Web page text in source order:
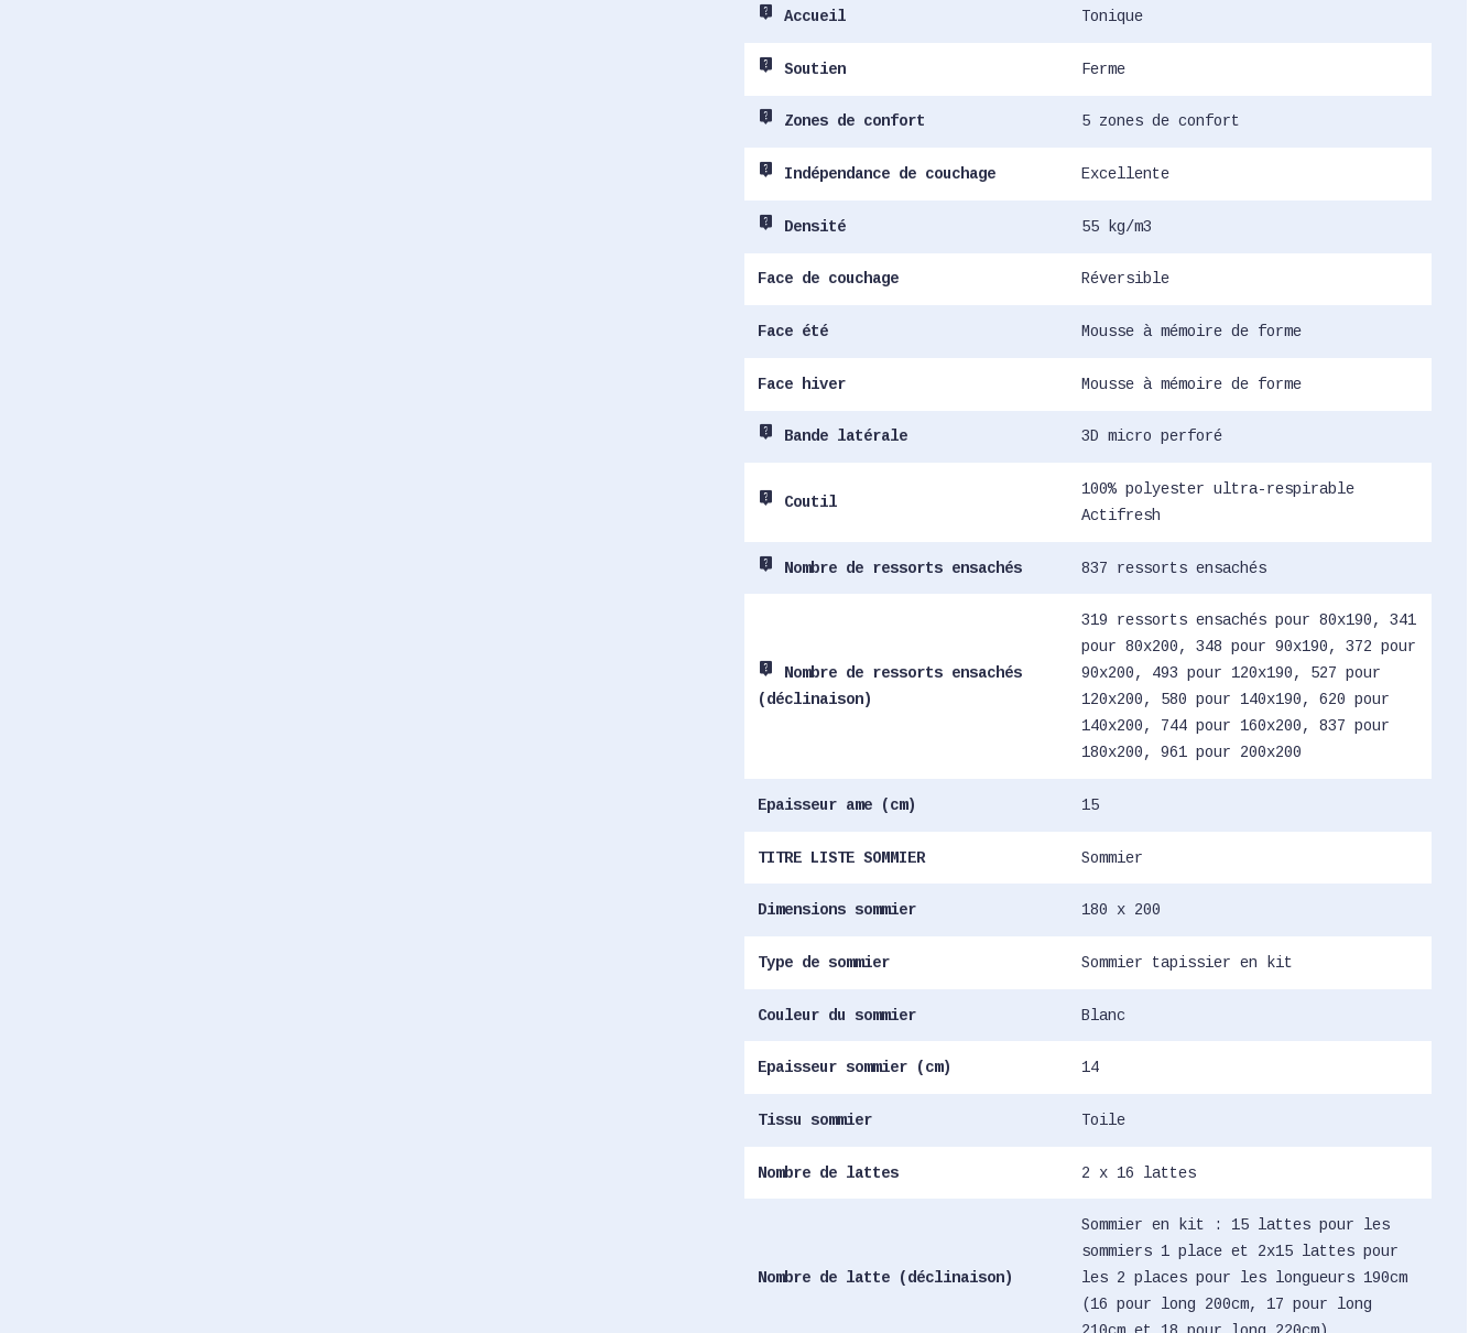
live_help Accueil Tonique
live_help Soutien Ferme
live_help Zones de confort 5 zones de confort
live_help Indépendance de couchage Excellente
live_help Densité 55 kg/m3
Face de couchage Réversible
Face été Mousse à mémoire de forme
Face hiver Mousse à mémoire de forme
live_help Bande latérale 3D micro perforé
live_help Coutil
100% polyester ultra-respirable
Actifresh
live_help Nombre de ressorts ensachés 837 ressorts ensachés
live_help
Nombre de ressorts ensachés
(déclinaison)
319 ressorts ensachés pour 80x190, 341
pour 80x200, 348 pour 90x190, 372 pour
90x200, 493 pour 120x190, 527 pour
120x200, 580 pour 140x190, 620 pour
140x200, 744 pour 160x200, 837 pour
180x200, 961 pour 200x200
Epaisseur ame (cm) 15
TITRE LISTE SOMMIER Sommier
Dimensions sommier 180 x 200
Type de sommier Sommier tapissier en kit
Couleur du sommier Blanc
Epaisseur sommier (cm) 14
Tissu sommier Toile
Nombre de lattes 2 x 16 lattes
Nombre de latte (déclinaison)
Sommier en kit : 15 lattes pour les
sommiers 1 place et 2x15 lattes pour
les 2 places pour les longueurs 190cm
(16 pour long 200cm, 17 pour long